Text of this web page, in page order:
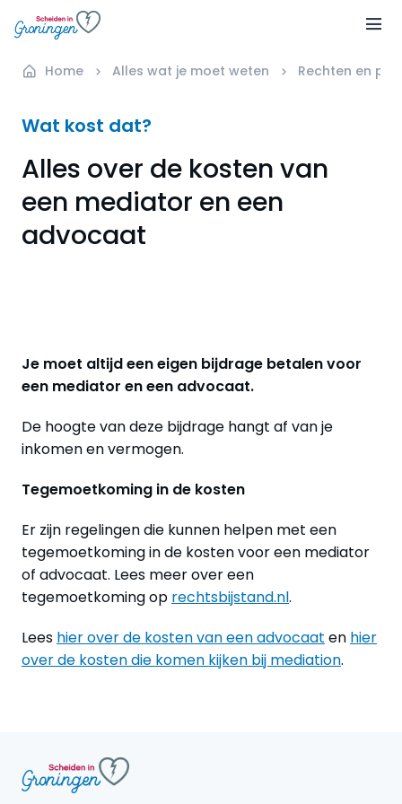
Home Alles wat je moet weten Rechten en
Wat kost dat?
Alles over de kosten van
een mediator en een
advocaat
Je moet altijd een eigen bijdrage betalen voor
een mediator en een advocaat.
De hoogte van deze bijdrage hangt af van je
inkomen en vermogen.
Tegemoetkoming in de kosten
Er zijn regelingen die kunnen helpen met een
tegemoetkoming in de kosten voor een mediator
of advocaat. Lees meer over een
tegemoetkoming op rechtsbijstand.nl.
Lees hier over de kosten van een advocaat en hier
over de kosten die komen kijken bij mediation.